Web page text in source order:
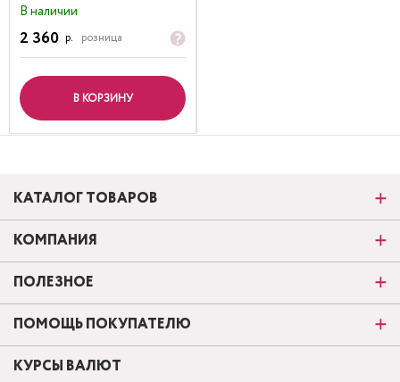
В наличии
2 360 р. розница
В КОРЗИНУ
КАТАЛОГ ТОВАРОВ
КОМПАНИЯ
ПОЛЕЗНОЕ
ПОМОЩЬ ПОКУПАТЕЛЮ
КУРСЫ ВАЛЮТ